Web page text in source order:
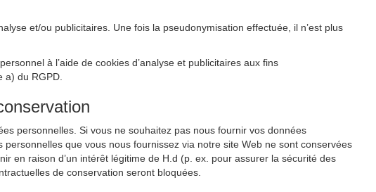
et/ou publicitaires. Une fois la pseudonymisation effectuée, il n’est plus
à l’aide de cookies d’analyse et publicitaires aux fins
a) du RGPD.
personnelles. Si vous ne souhaitez pas nous fournir vos données
que vous nous fournissez via notre site Web ne sont conservées
en raison d’un intérêt légitime de H.d (p. ex. pour assurer la sécurité des
de conservation seront bloquées.